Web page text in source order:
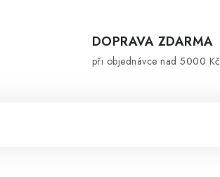
DOPRAVA ZDARMA
při objednávce nad 5000 Kč